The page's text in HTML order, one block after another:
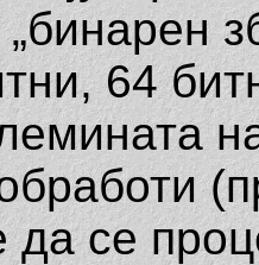
64
да се